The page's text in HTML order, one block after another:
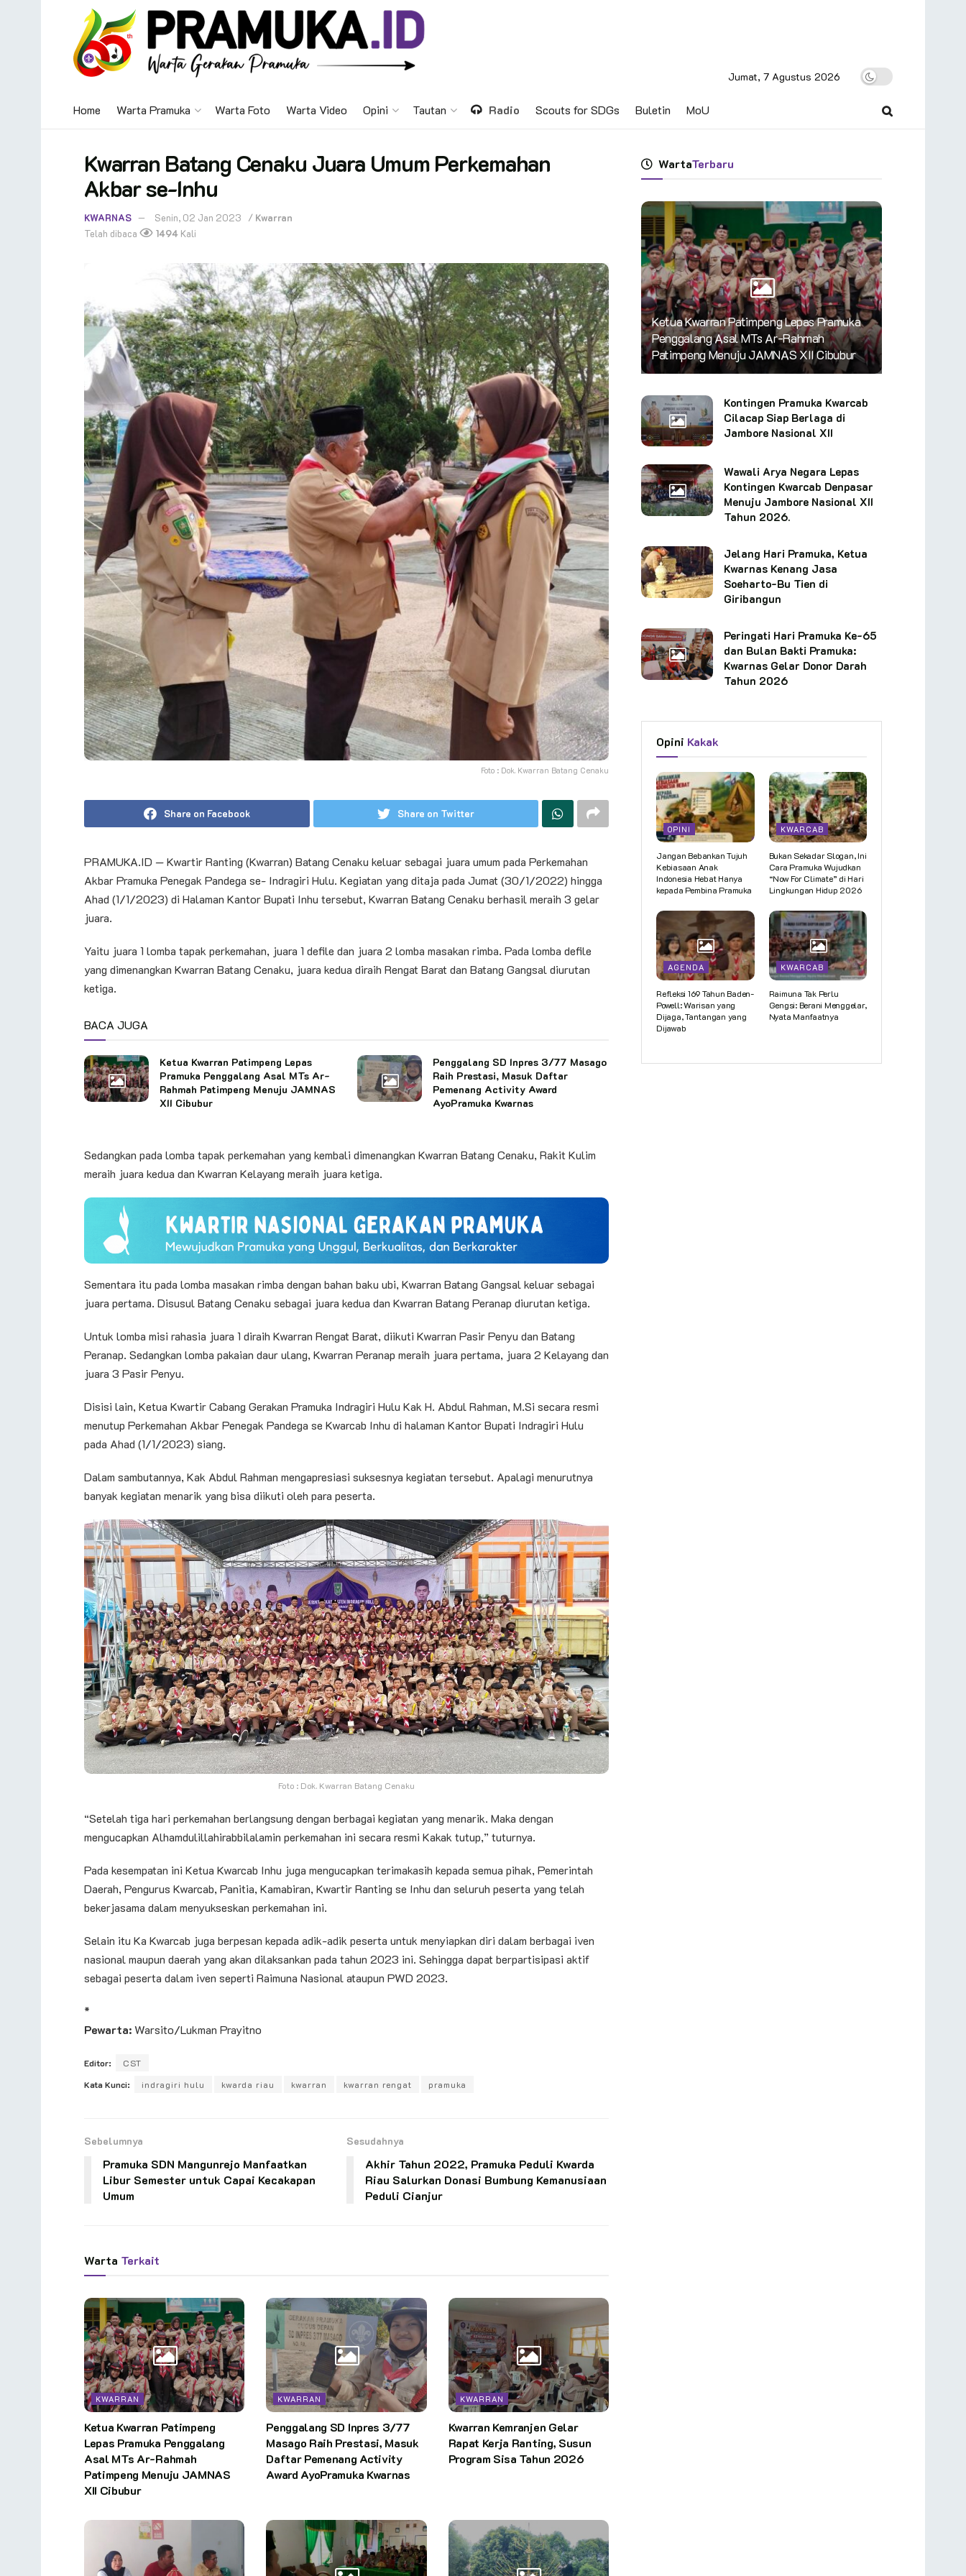
Jumat, 7 Agustus 2026
Home Warta Pramuka Warta Foto Warta Video Opini Tautan Radio Scouts for SDGs Buletin MoU
Kwarran Batang Cenaku Juara Umum Perkemahan
Akbar se-Inhu
KWARNAS Senin, 02 Jan 2023 / Kwarran
Telah dibaca
1494 Kali
Foto : Dok. Kwarran Batang Cenaku
Share on Facebook Share on Twitter
PRAMUKA.ID — Kwartir Ranting (Kwarran) Batang Cenaku keluar sebagai juara umum pada Perkemahan
Akbar Pramuka Penegak Pandega se- Indragiri Hulu. Kegiatan yang ditaja pada Jumat (30/1/2022) hingga
Ahad (1/1/2023) di Halaman Kantor Bupati Inhu tersebut, Kwarran Batang Cenaku berhasil meraih 3 gelar
juara.
Yaitu juara 1 lomba tapak perkemahan, juara 1 defile dan juara 2 lomba masakan rimba. Pada lomba defile
yang dimenangkan Kwarran Batang Cenaku, juara kedua diraih Rengat Barat dan Batang Gangsal diurutan
ketiga.
BACA JUGA
Ketua Kwarran Patimpeng Lepas
Pramuka Penggalang Asal MTs Ar-
Rahmah Patimpeng Menuju JAMNAS
XII Cibubur
Penggalang SD Inpres 3/77 Masago
Raih Prestasi, Masuk Daftar
Pemenang Activity Award
AyoPramuka Kwarnas
Sedangkan pada lomba tapak perkemahan yang kembali dimenangkan Kwarran Batang Cenaku, Rakit Kulim
meraih juara kedua dan Kwarran Kelayang meraih juara ketiga.
Sementara itu pada lomba masakan rimba dengan bahan baku ubi, Kwarran Batang Gangsal keluar sebagai
juara pertama. Disusul Batang Cenaku sebagai juara kedua dan Kwarran Batang Peranap diurutan ketiga.
Untuk lomba misi rahasia juara 1 diraih Kwarran Rengat Barat, diikuti Kwarran Pasir Penyu dan Batang
Peranap. Sedangkan lomba pakaian daur ulang, Kwarran Peranap meraih juara pertama, juara 2 Kelayang dan
juara 3 Pasir Penyu.
Disisi lain, Ketua Kwartir Cabang Gerakan Pramuka Indragiri Hulu Kak H. Abdul Rahman, M.Si secara resmi
menutup Perkemahan Akbar Penegak Pandega se Kwarcab Inhu di halaman Kantor Bupati Indragiri Hulu
pada Ahad (1/1/2023) siang.
Dalam sambutannya, Kak Abdul Rahman mengapresiasi suksesnya kegiatan tersebut. Apalagi menurutnya
banyak kegiatan menarik yang bisa diikuti oleh para peserta.
Foto : Dok. Kwarran Batang Cenaku
“Setelah tiga hari perkemahan berlangsung dengan berbagai kegiatan yang menarik. Maka dengan
mengucapkan Alhamdulillahirabbilalamin perkemahan ini secara resmi Kakak tutup,” tuturnya.
Pada kesempatan ini Ketua Kwarcab Inhu juga mengucapkan terimakasih kepada semua pihak, Pemerintah
Daerah, Pengurus Kwarcab, Panitia, Kamabiran, Kwartir Ranting se Inhu dan seluruh peserta yang telah
bekerjasama dalam menyukseskan perkemahan ini.
Selain itu Ka Kwarcab juga berpesan kepada adik-adik peserta untuk menyiapkan diri dalam berbagai iven
nasional maupun daerah yang akan dilaksankan pada tahun 2023 ini. Sehingga dapat berpartisipasi aktif
sebagai peserta dalam iven seperti Raimuna Nasional ataupun PWD 2023.
*
Pewarta:Warsito/Lukman Prayitno
Editor:
CST
Kata Kunci:
indragiri hulu kwarda riau kwarran kwarran rengat pramuka
Sebelumnya
Pramuka SDN Mangunrejo Manfaatkan
Libur Semester untuk Capai Kecakapan
Umum
Sesudahnya
Akhir Tahun 2022, Pramuka Peduli Kwarda
Riau Salurkan Donasi Bumbung Kemanusiaan
Peduli Cianjur
Warta Terkait
KWARRAN
Ketua Kwarran Patimpeng
Lepas Pramuka Penggalang
Asal MTs Ar-Rahmah
Patimpeng Menuju JAMNAS
XII Cibubur
KWARRAN
Penggalang SD Inpres 3/77
Masago Raih Prestasi, Masuk
Daftar Pemenang Activity
Award AyoPramuka Kwarnas
KWARRAN
Kwarran Kemranjen Gelar
Rapat Kerja Ranting, Susun
Program Sisa Tahun 2026
WartaTerbaru
Ketua Kwarran Patimpeng Lepas Pramuka
Penggalang Asal MTs Ar-Rahmah
Patimpeng Menuju JAMNAS XII Cibubur
Kontingen Pramuka Kwarcab
Cilacap Siap Berlaga di
Jambore Nasional XII
Wawali Arya Negara Lepas
Kontingen Kwarcab Denpasar
Menuju Jambore Nasional XII
Tahun 2026.
Jelang Hari Pramuka, Ketua
Kwarnas Kenang Jasa
Soeharto-Bu Tien di
Giribangun
Peringati Hari Pramuka Ke-65
dan Bulan Bakti Pramuka:
Kwarnas Gelar Donor Darah
Tahun 2026
Opini Kakak
OPINI
Jangan Bebankan Tujuh
Kebiasaan Anak
Indonesia Hebat Hanya
kepada Pembina Pramuka
KWARCAB
Bukan Sekadar Slogan, Ini
Cara Pramuka Wujudkan
“Now For Climate” di Hari
Lingkungan Hidup 2026
AGENDA
Refleksi 169 Tahun Baden-
Powell: Warisan yang
Dijaga, Tantangan yang
Dijawab
KWARCAB
Raimuna Tak Perlu
Gengsi: Berani Menggelar,
Nyata Manfaatnya